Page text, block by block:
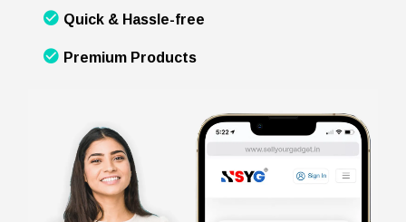
Quick & Hassle-free
Premium Products